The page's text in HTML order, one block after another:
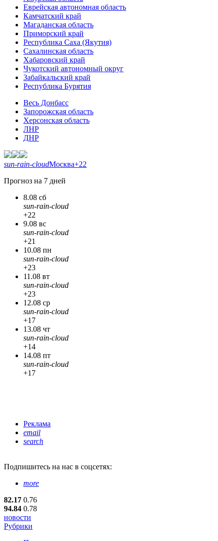
Еврейская автономная область
Камчатский край
Магаданская область
Приморский край
Республика Саха (Якутия)
Сахалинская область
Хабаровский край
Чукотский автономный округ
Забайкальский край
Республика Бурятия
Весь Донбасс
Запорожская область
Херсонская область
ЛНР
ДНР
sun-rain-cloudМосква+22
Прогноз на 7 дней
8.08 сб
sun-rain-cloud
+22
9.08 вс
sun-rain-cloud
+21
10.08 пн
sun-rain-cloud
+23
11.08 вт
sun-rain-cloud
+23
12.08 ср
sun-rain-cloud
+17
13.08 чт
sun-rain-cloud
+14
14.08 пт
sun-rain-cloud
+17
Реклама
email
search
Подпишитесь на нас в соцсетях:
more
82.17 0.76
94.84 0.78
новости
Рубрики